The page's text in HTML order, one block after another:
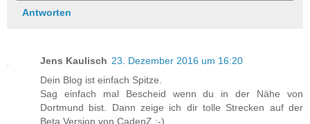
Antworten
Jens Kaulisch 23. Dezember 2016 um 16:20
Dein Blog ist einfach Spitze.
Sag einfach mal Bescheid wenn du in der Nähe von
Dortmund bist. Dann zeige ich dir tolle Strecken auf der
Beta Version von CadenZ ;-)